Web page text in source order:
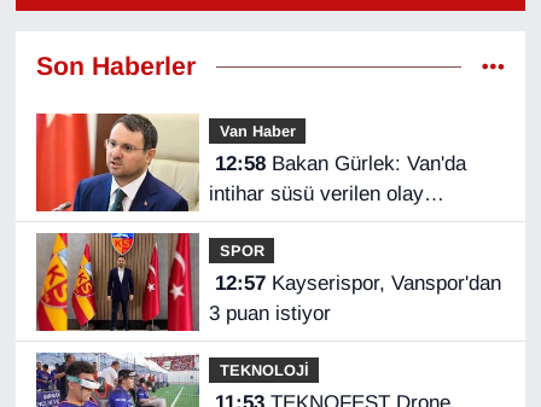
Son Haberler
Van Haber
12:58Bakan Gürlek: Van'da
intihar süsü verilen olay
aydınlatıldı
SPOR
12:57Kayserispor, Vanspor'dan
3 puan istiyor
TEKNOLOJİ